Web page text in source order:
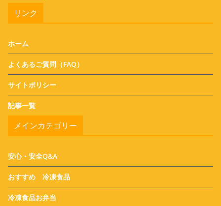
リンク
ホーム
よくあるご質問（FAQ）
サイトポリシー
記事一覧
メインカテゴリー
安心・安全Q&A
おすすめ 冷凍食品
冷凍食品お弁当